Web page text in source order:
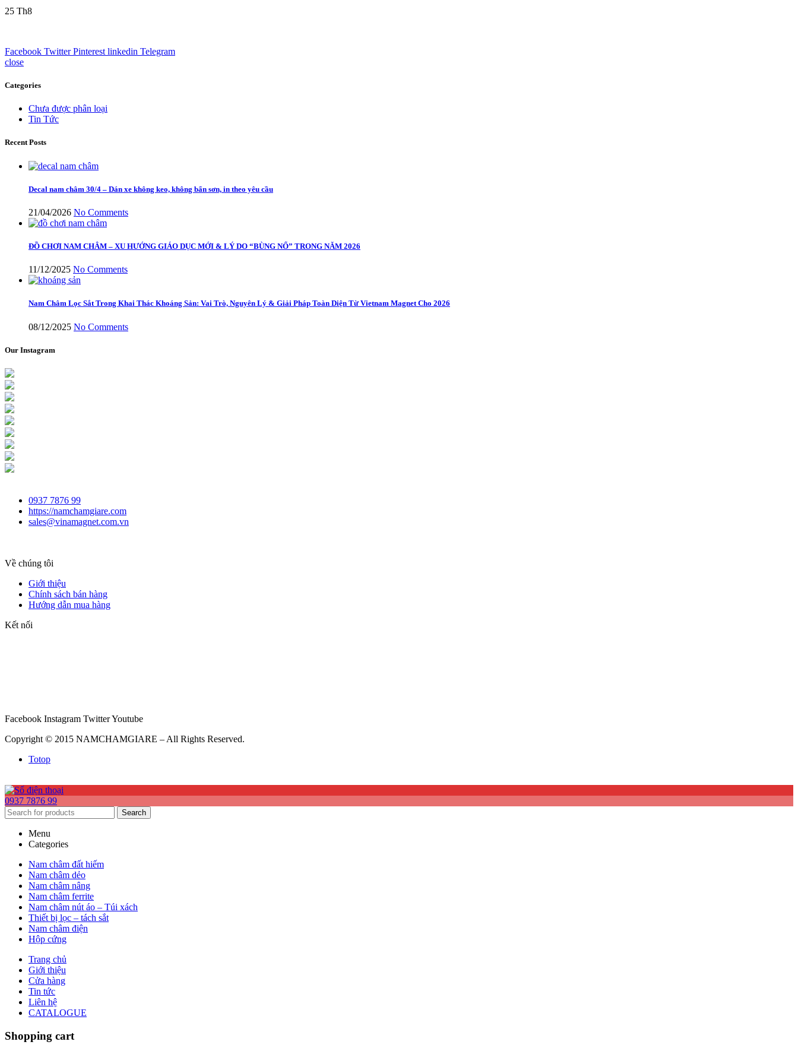
25 Th8
Facebook Twitter Pinterest linkedin Telegram
close
Categories
Chưa được phân loại
Tin Tức
Recent Posts
Decal nam châm 30/4 – Dán xe không keo, không bẩn sơn, in theo yêu cầu
21/04/2026 No Comments
ĐỒ CHƠI NAM CHÂM – XU HƯỚNG GIÁO DỤC MỚI & LÝ DO “BÙNG NỔ” TRONG NĂM 2026
11/12/2025 No Comments
Nam Châm Lọc Sắt Trong Khai Thác Khoáng Sản: Vai Trò, Nguyên Lý & Giải Pháp Toàn Diện Từ Vietnam Magnet Cho 2026
08/12/2025 No Comments
Our Instagram
0937 7876 99
https://namchamgiare.com
sales@vinamagnet.com.vn
Về chúng tôi
Giới thiệu
Chính sách bán hàng
Hướng dẫn mua hàng
Kết nối
Facebook Instagram TwitterYoutube
Copyright © 2015 NAMCHAMGIARE – All Rights Reserved.
Totop
0937 7876 99
Search
Menu
Categories
Nam châm đất hiếm
Nam châm dẻo
Nam châm nâng
Nam châm ferrite
Nam châm nút áo – Túi xách
Thiết bị lọc – tách sắt
Nam châm điện
Hộp cứng
Trang chủ
Giới thiệu
Cửa hàng
Tin tức
Liên hệ
CATALOGUE
Shopping cart